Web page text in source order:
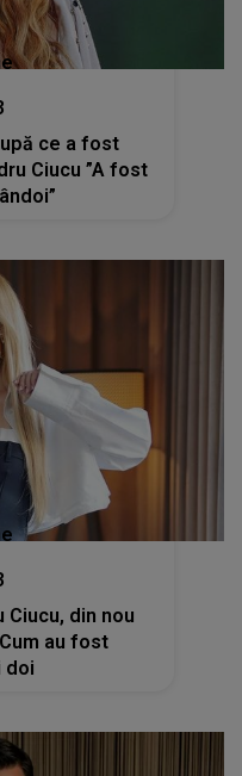
ce a fost
Ciucu ”A fost
Ciucu, din nou
au fost
doi